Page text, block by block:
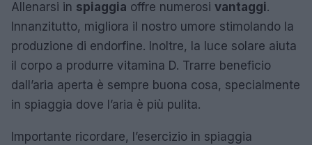
Allenarsi in spiaggia offre numerosi vantaggi.
Innanzitutto, migliora il nostro umore stimolando la
produzione di endorfine. Inoltre, la luce solare aiuta
il corpo a produrre vitamina D. Trarre beneficio
dall’aria aperta è sempre buona cosa, specialmente
in spiaggia dove l’aria è più pulita.
Importante ricordare, l’esercizio in spiaggia